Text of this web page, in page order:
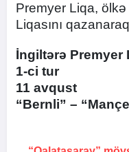
Premyer Liqa,
Liqasını
İngiltərə Premyer
1-ci tur
11 avqust
“Bernli” –